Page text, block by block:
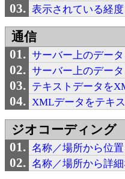
表示されている経
通信
サーバー上のデー
サーバー上のデー
テキストデータを
XMLデータをテキ
ジオコーディング
名称／場所から位
名称／場所から詳